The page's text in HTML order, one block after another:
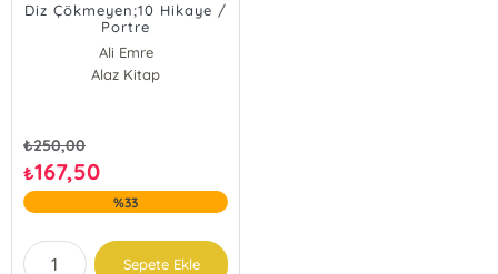
Diz Çökmeyen;10 Hikaye /
Portre
Ali Emre
Alaz Kitap
₺250,00
₺167,50
%33
Sepete Ekle